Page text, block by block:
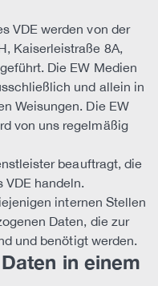
VDE werden von der
Kaiserleistraße 8A,
Die EW Medien
und allein in
Weisungen. Die EW
von uns regelmäßig
beauftragt, die
VDE handeln.
internen Stellen
Daten, die zur
und benötigt werden.
in einem